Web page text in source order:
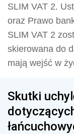
SLIM VAT 2.
oraz Prawo
SLIM VAT 2
skierowana do
mają wejść w
Skutki